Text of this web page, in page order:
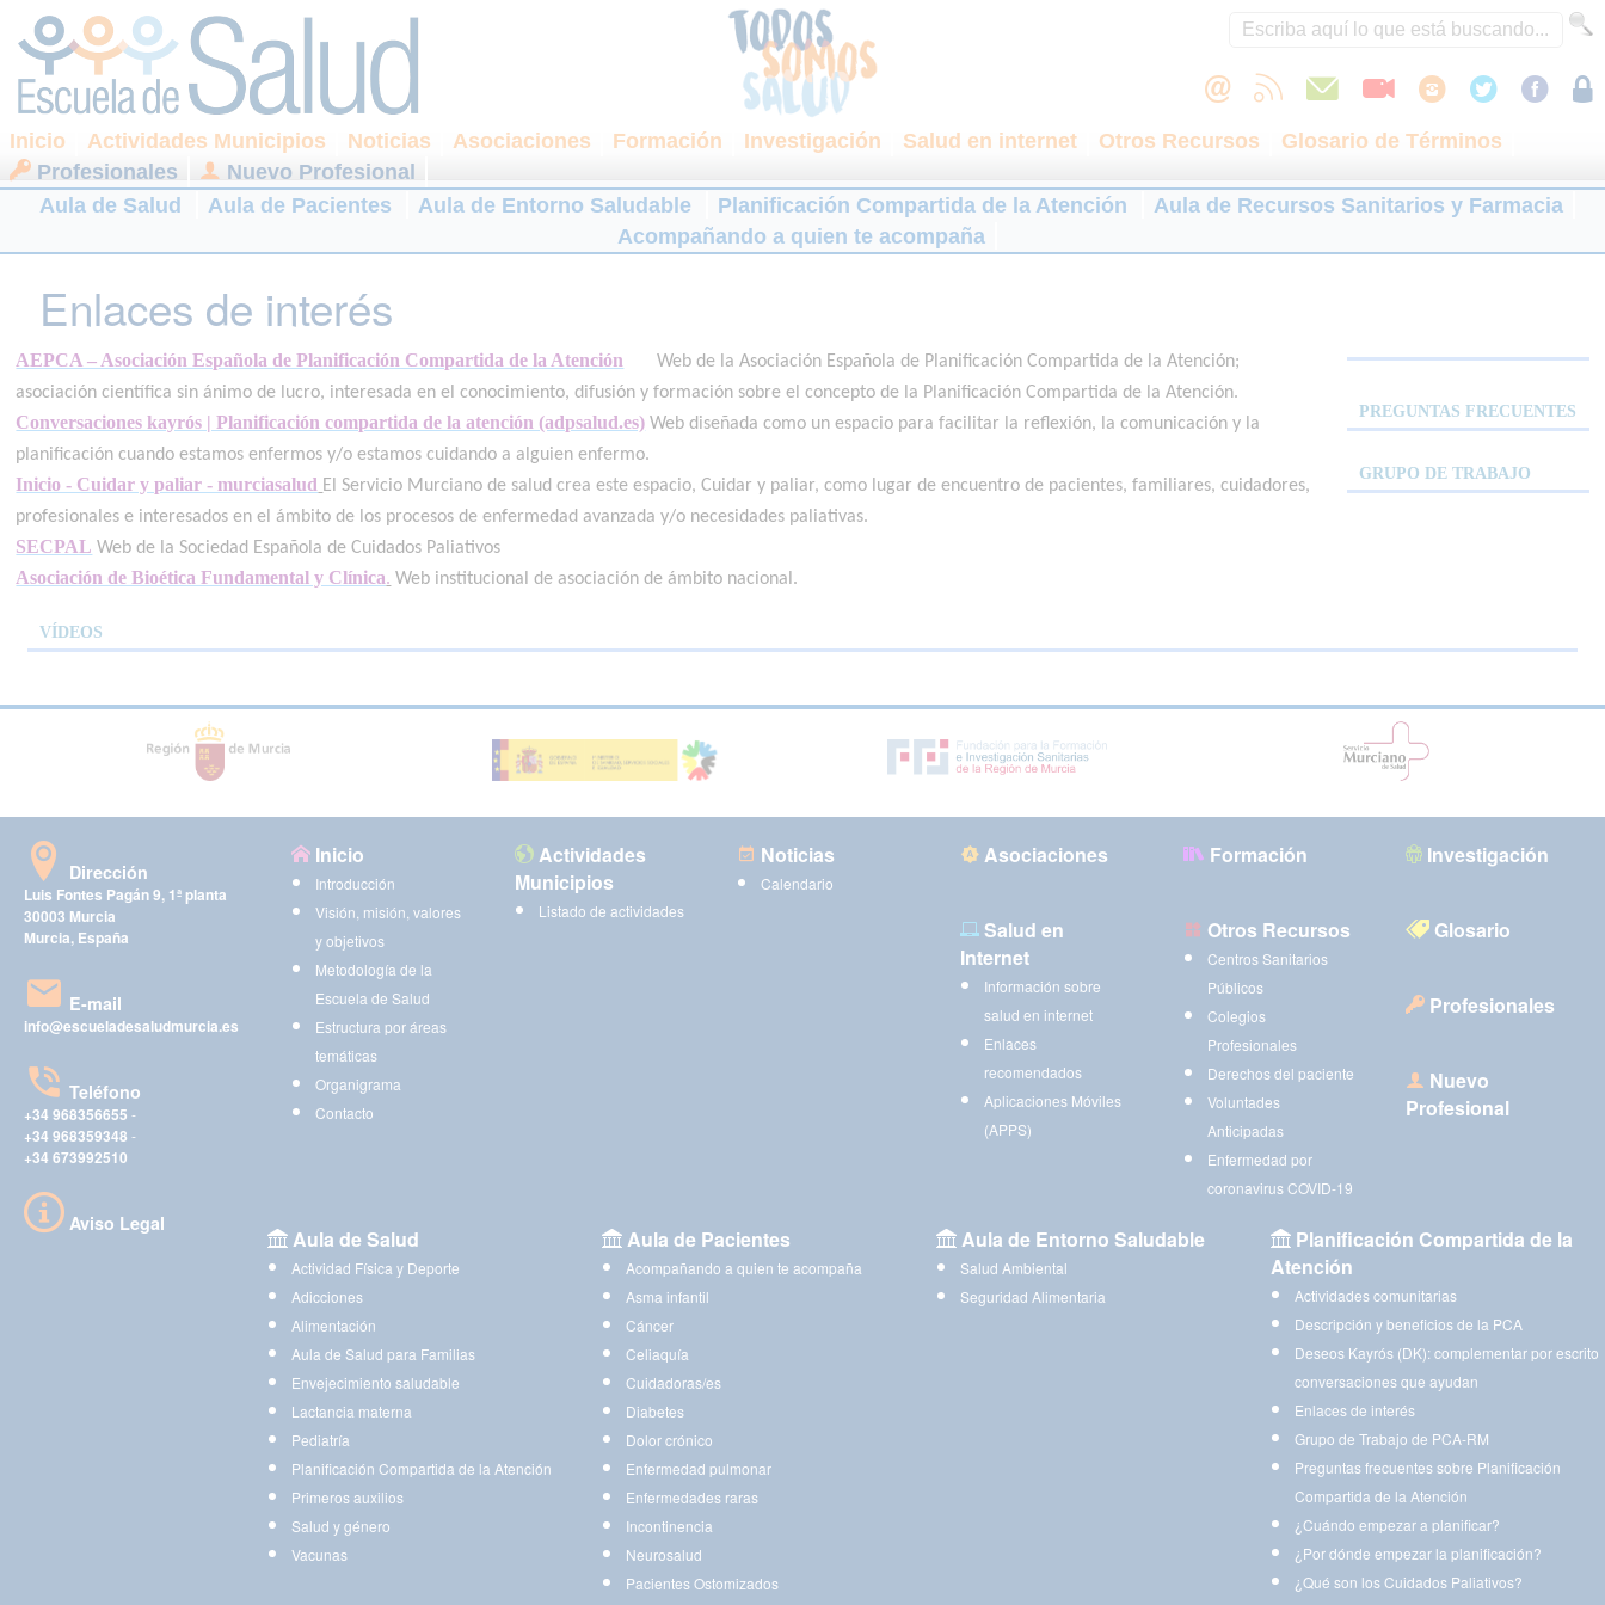
Inicio Actividades Municipios Noticias Asociaciones Formación Investigación Salud en internet Otros Recursos
Glosario de Términos
Profesionales
Nuevo Profesional
Aula de Salud
Aula de Pacientes Aula de Entorno Saludable Planificación Compartida de la Atención
Aula de Recursos Sanitarios y Farmacia
Acompañando a quien te acompaña
Enlaces de interés
AEPCA – Asociación Española de Planificación Compartida de la Atención Web de la Asociación Española de Planificación Compartida de la Atención;
asociación científica sin ánimo de lucro, interesada en el conocimiento, difusión y formación sobre el concepto de la Planificación Compartida de la Atención.
Conversaciones kayrós | Planificación compartida de la atención (adpsalud.es) Web diseñada como un espacio para facilitar la reflexión, la comunicación y la
planificación cuando estamos enfermos y/o estamos cuidando a alguien enfermo.
Inicio - Cuidar y paliar - murciasalud El Servicio Murciano de salud crea este espacio, Cuidar y paliar, como lugar de encuentro de pacientes, familiares, cuidadores,
profesionales e interesados en el ámbito de los procesos de enfermedad avanzada y/o necesidades paliativas.
SECPAL Web de la Sociedad Española de Cuidados Paliativos
Asociación de Bioética Fundamental y Clínica. Web institucional de asociación de ámbito nacional.
PREGUNTAS FRECUENTES
GRUPO DE TRABAJO
VÍDEOS
Dirección
Luis Fontes Pagán 9, 1ª planta
30003 Murcia
Murcia, España
E-mail
info@escueladesaludmurcia.es
Teléfono
+34 968356655 -
+34 968359348 -
+34 673992510
Aviso Legal
Inicio
Introducción
Visión, misión, valores
y objetivos
Metodología de la
Escuela de Salud
Estructura por áreas
temáticas
Organigrama
Contacto
Actividades
Municipios
Listado de actividades
Noticias
Calendario
Asociaciones Formación Investigación
Salud en
Internet
Información sobre
salud en internet
Enlaces
recomendados
Aplicaciones Móviles
(APPS)
Otros Recursos
Centros Sanitarios
Públicos
Colegios
Profesionales
Derechos del paciente
Voluntades
Anticipadas
Enfermedad por
coronavirus COVID-19
Glosario
Profesionales
Nuevo
Profesional
Aula de Salud
Actividad Física y Deporte
Adicciones
Alimentación
Aula de Salud para Familias
Envejecimiento saludable
Lactancia materna
Pediatría
Planificación Compartida de la Atención
Primeros auxilios
Salud y género
Vacunas
Aula de Pacientes
Acompañando a quien te acompaña
Asma infantil
Cáncer
Celiaquía
Cuidadoras/es
Diabetes
Dolor crónico
Enfermedad pulmonar
Enfermedades raras
Incontinencia
Neurosalud
Pacientes Ostomizados
Aula de Entorno Saludable
Salud Ambiental
Seguridad Alimentaria
Planificación Compartida de la
Atención
Actividades comunitarias
Descripción y beneficios de la PCA
Deseos Kayrós (DK): complementar por escrito
conversaciones que ayudan
Enlaces de interés
Grupo de Trabajo de PCA-RM
Preguntas frecuentes sobre Planificación
Compartida de la Atención
¿Cuándo empezar a planificar?
¿Por dónde empezar la planificación?
¿Qué son los Cuidados Paliativos?